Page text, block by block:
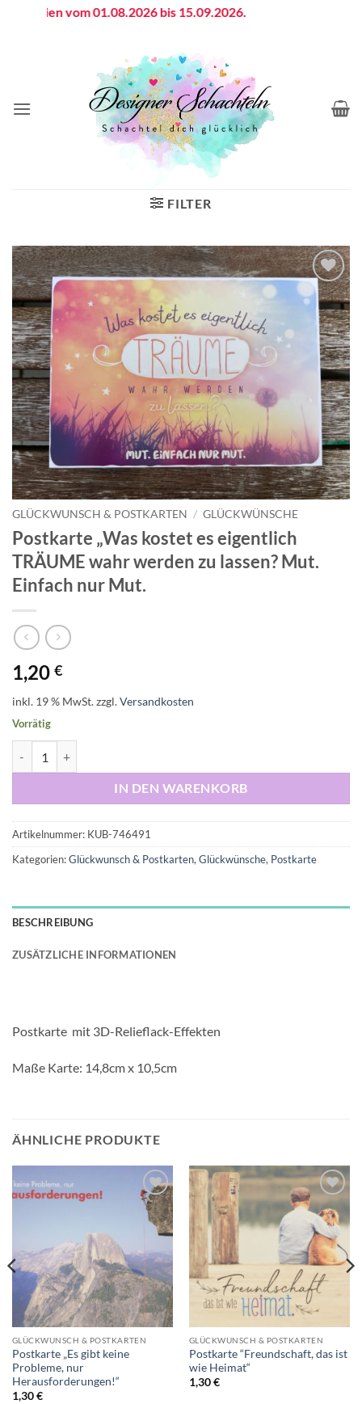
vom 01.08.2026 bis 15.09.2026.
FILTER
Auf die
Wunschliste
GLÜCKWUNSCH & POSTKARTEN / GLÜCKWÜNSCHE
Postkarte „Was kostet es eigentlich
TRÄUME wahr werden zu lassen? Mut.
Einfach nur Mut.
1,20 €
inkl. 19 % MwSt.zzgl.Versandkosten
Vorrätig
IN DEN WARENKORB
Artikelnummer: KUB-746491
Kategorien:Glückwunsch & Postkarten, Glückwünsche, Postkarte
BESCHREIBUNG
ZUSÄTZLICHE INFORMATIONEN
Postkarte mit 3D-Relieflack-Effekten
Maße Karte: 14,8cm x 10,5cm
ÄHNLICHE PRODUKTE
Auf die
Wunschliste
GLÜCKWUNSCH & POSTKARTEN
Postkarte „Es gibt keine
Probleme, nur
Herausforderungen!“
1,30€
Auf die
Wunschliste
GLÜCKWUNSCH & POSTKARTEN
Postkarte “Freundschaft, das ist
wie Heimat“
1,30€